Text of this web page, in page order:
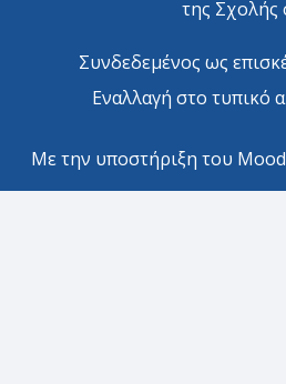
της Σχολής
Συνδεδεμένος ως
Εναλλαγή στο τυπικό
Με την υποστήριξη του